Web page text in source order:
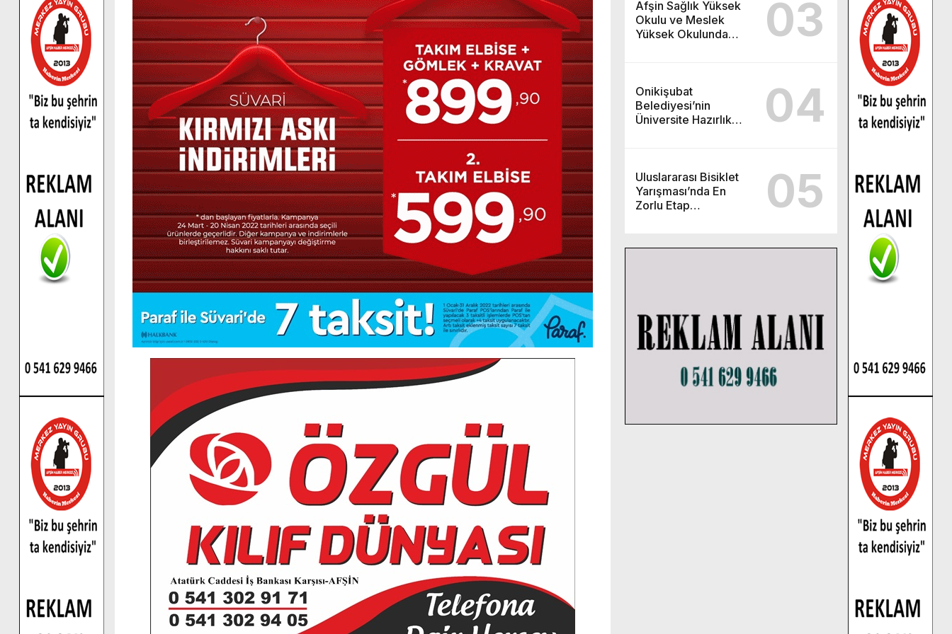
Afşin Sağlık Yüksek
Okulu ve Meslek
Yüksek Okulunda
03
Onikişubat
Belediyesi’nin
Üniversite Hazırlık
04
Uluslararası Bisiklet
Yarışması’nda En
Zorlu Etap
05